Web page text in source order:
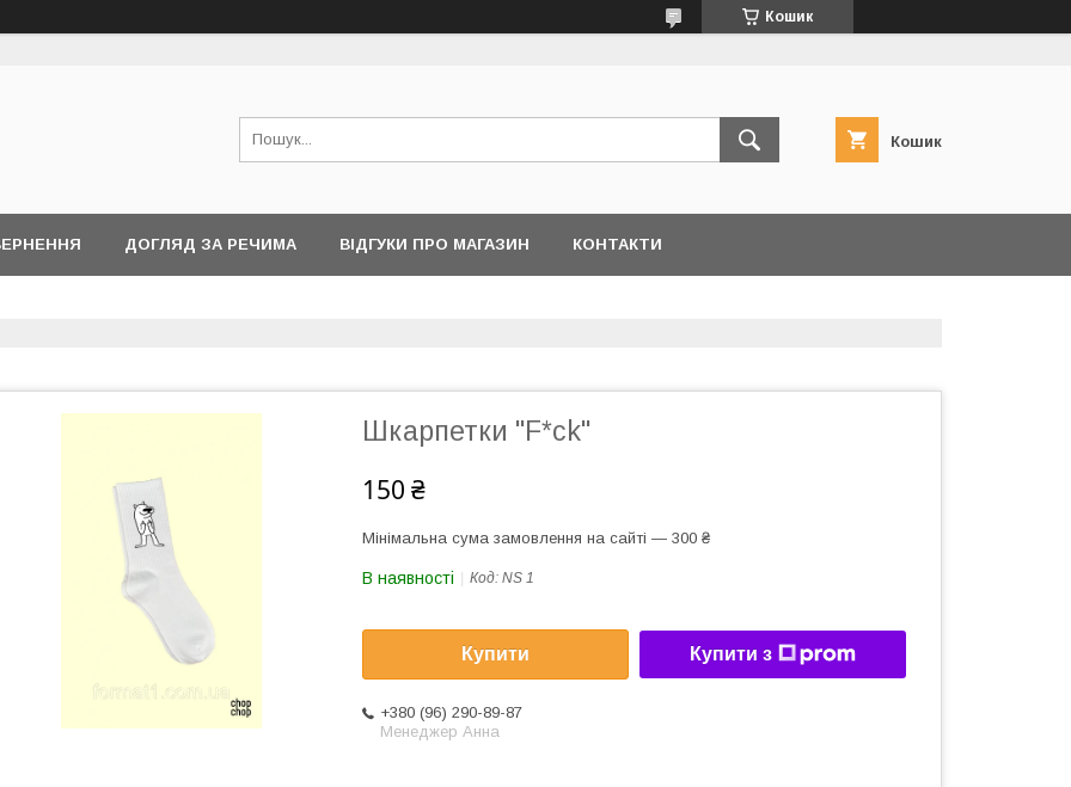
Кошик
Кошик
ДОГЛЯД ЗА РЕЧИМА ВІДГУКИ ПРО МАГАЗИН КОНТАКТИ
Шкарпетки "F*ck"
150 ₴
Мінімальна сума замовлення на сайті — 300 ₴
В наявності Код: NS 1
Купити Купити з
+380 (96) 290-89-87
Менеджер Анна